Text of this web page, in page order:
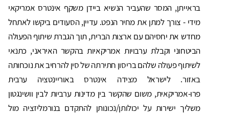
בראייתן, המסר שהעביר הנשיא ביידן משקף אינטרס אמריקאי
מידי - צורך למתן את מחיר הנפט. עדיין, הסעודים ביקשו לאתחל
מחדש את יחסיהם עם ארצות הברית, תוך הגברת שיתוף הפעולה
הביטחוני וקבלת ערבויות אמריקאיות בהקשר האיראני, כתנאי
לשיתוף פעולה שלהם בריסון חתירתה של סין להרחיב את נוכחותה
באזור. לישראל מצידה אינטרס באוריינטציה ערבית
פרו-אמריקאית, משום שהקשר בין מדינות ערביות לבין וושינגטון
משליך ישירות על יכולותן/נכונותן להתקדם בנורמליזציה מול